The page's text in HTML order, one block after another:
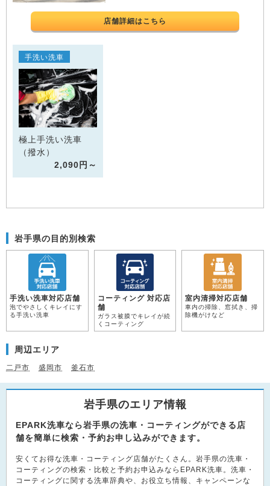
店舗詳細はこちら
手洗い洗車
極上手洗い洗車
（撥水）
2,090円～
岩手県の目的別検索
手洗い洗車対応店舗
泡でやさしくキレイにす
る手洗い洗車
コーティング 対応店
舗
ガラス被膜でキレイが続
くコーティング
室内清掃対応店舗
車内の掃除、窓拭き、掃
除機がけなど
周辺エリア
二戸市 盛岡市 釜石市
岩手県のエリア情報
EPARK洗車なら岩手県の洗車・コーティングができる店
舗を簡単に検索・予約お申し込みができます。
安くてお得な洗車・コーティング店舗がたくさん。岩手県の洗車・
コーティングの検索・比較と予約お申込みならEPARK洗車。洗車・
コーティングに関する洗車辞典や、お役立ち情報、キャンペーンな